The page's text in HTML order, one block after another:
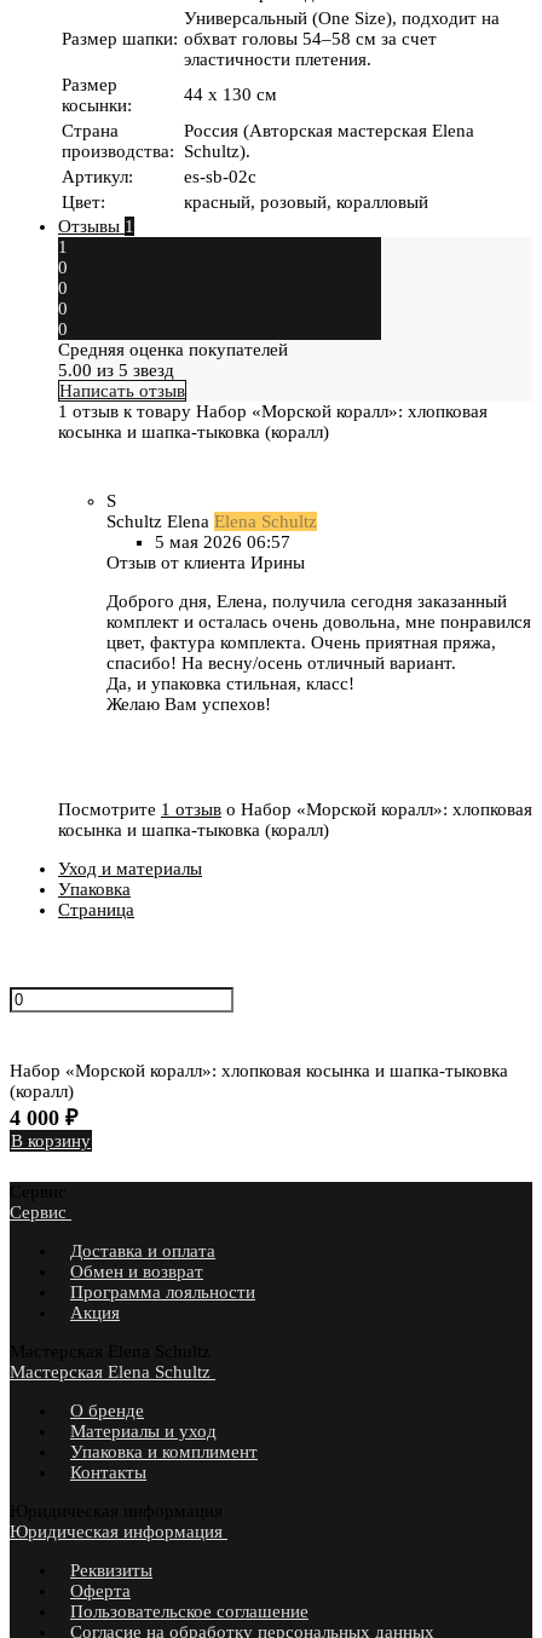
Размер шапки:
Универсальный (One Size), подходит на
обхват головы 54–58 см за счет
эластичности плетения.
Размер
косынки:
44 х 130 см
Страна
производства:
Россия (Авторская мастерская Elena
Schultz).
Артикул:
es-sb-02c
Цвет:
красный, розовый, коралловый
Отзывы 1
1
0
0
0
0
Средняя оценка покупателей
5.00 из 5 звезд
Написать отзыв
1 отзыв к товару Набор «Морской коралл»: хлопковая
косынка и шапка-тыковка (коралл)
S
Schultz Elena Elena Schultz
5 мая 2026 06:57
Отзыв от клиента Ирины
Доброго дня, Елена, получила сегодня заказанный
комплект и осталась очень довольна, мне понравился
цвет, фактура комплекта. Очень приятная пряжа,
спасибо! На весну/осень отличный вариант.
Да, и упаковка стильная, класс!
Желаю Вам успехов!
Посмотрите 1 отзыв о Набор «Морской коралл»: хлопковая
косынка и шапка-тыковка (коралл)
Уход и материалы
Упаковка
Страница
Набор «Морской коралл»: хлопковая косынка и шапка-тыковка
(коралл)
4 000 ₽
В корзину
Сервис
Доставка и оплата
Обмен и возврат
Программа лояльности
Акция
Мастерская Elena Schultz
О бренде
Материалы и уход
Упаковка и комплимент
Контакты
Юридическая информация
Реквизиты
Оферта
Пользовательское соглашение
Согласие на обработку персональных данных